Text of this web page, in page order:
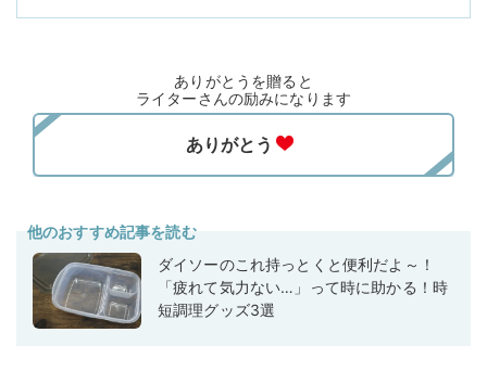
ありがとうを贈ると
ライターさんの励みになります
他のおすすめ記事を読む
ダイソーのこれ持っとくと便利だよ～！
「疲れて気力ない…」って時に助かる！時
短調理グッズ3選